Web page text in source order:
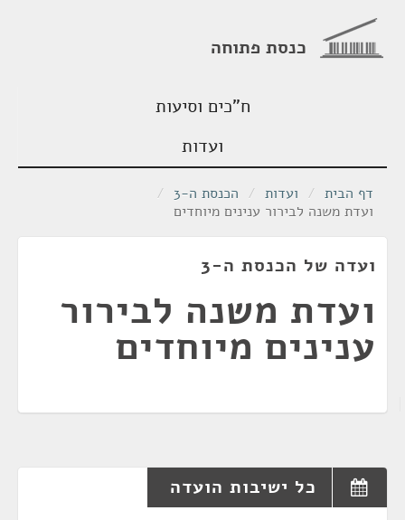
כנסת פתוחה
ח"כים וסיעות
ועדות
דף הבית / ועדות / הכנסת ה-3
/
ועדת משנה לבירור ענינים מיוחדים
ועדה של הכנסת ה-3
ועדת משנה לבירור
ענינים מיוחדים
כל ישיבות הועדה